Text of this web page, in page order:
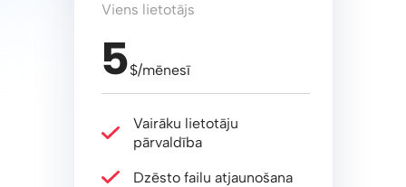
Viens lietotājs
5$/mēnesī
Vairāku lietotāju
pārvaldība
Dzēsto failu atjaunošana